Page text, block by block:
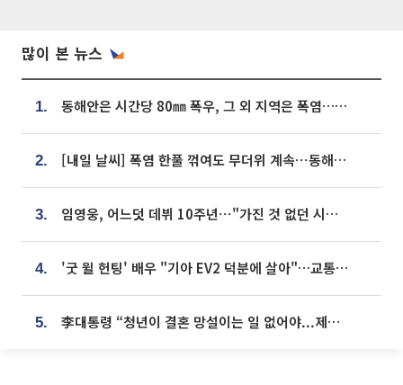
많이 본 뉴스
1. 동해안은 시간당 80㎜ 폭우, 그 외 지역은 폭염…‘극과 극 날씨’
2. [내일 날씨] 폭염 한풀 꺾여도 무더위 계속⋯동해안 이틀 연속 비
3. 임영웅, 어느덧 데뷔 10주년⋯"가진 것 없던 시절, 내 앞엔 20명의 팬뿐"
4. '굿 윌 헌팅' 배우 "기아 EV2 덕분에 살아"…교통사고 후 안전성 극찬
5. 李대통령 “청년이 결혼 망설이는 일 없어야...제도상 불이익 조사”